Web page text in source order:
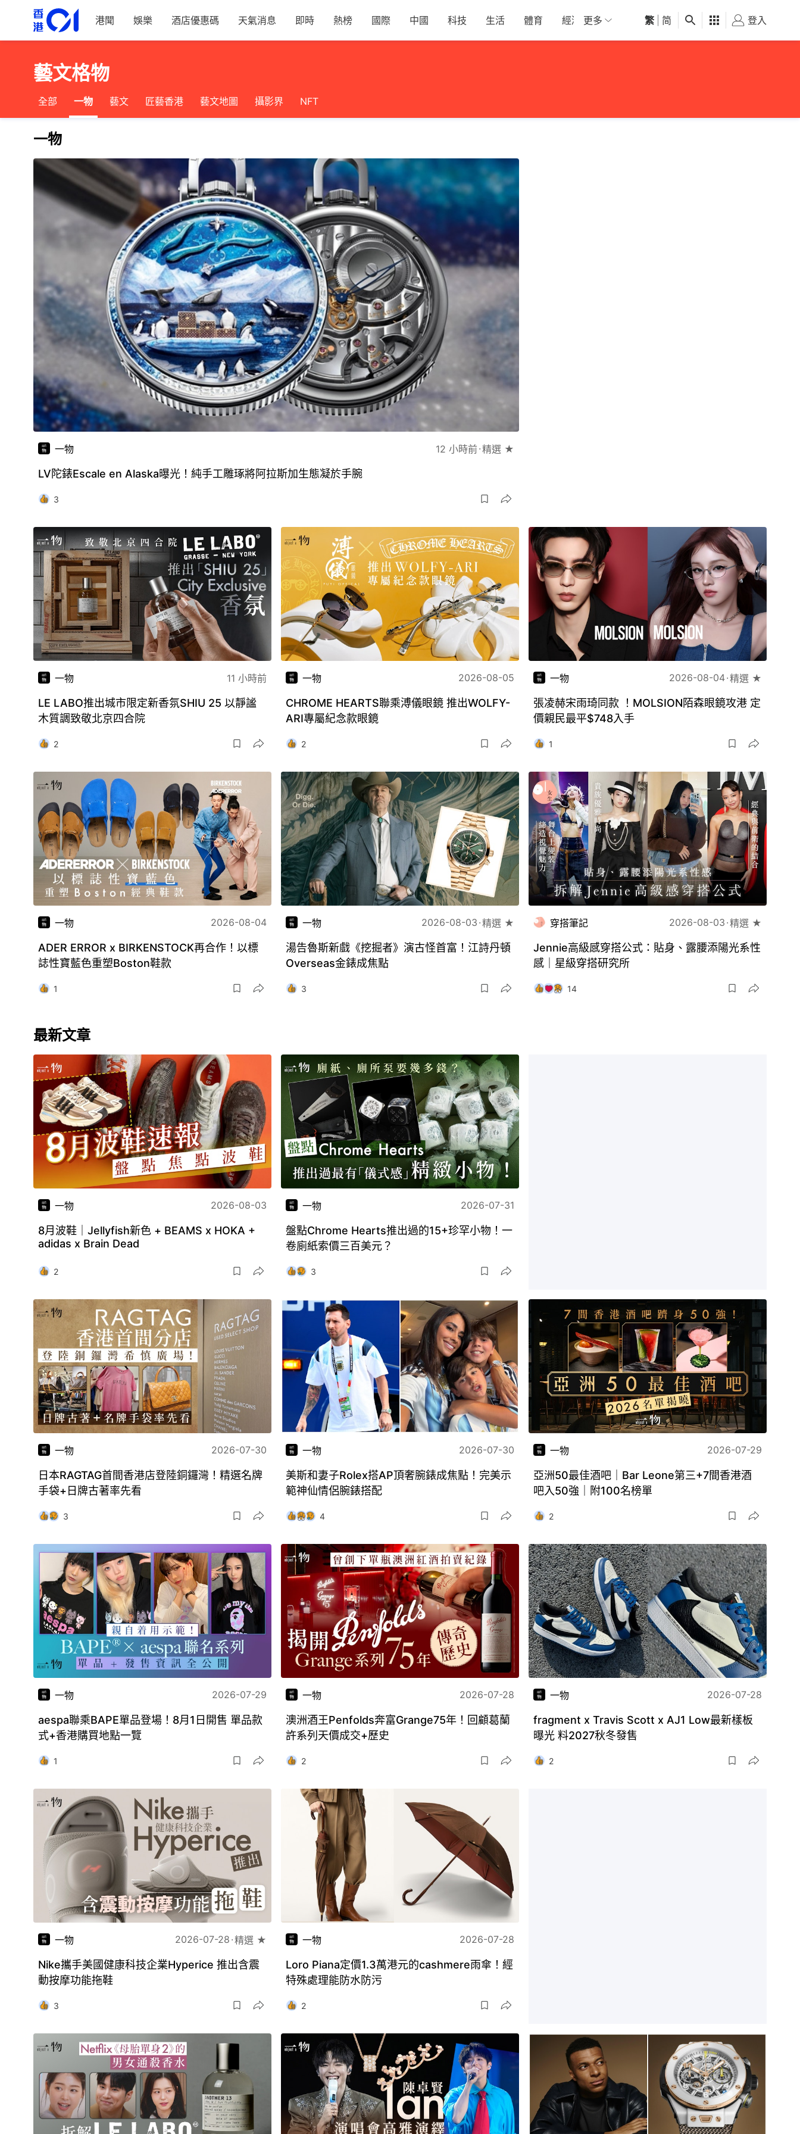
港聞 娛樂 酒店優惠碼 天氣消息 即時 熱榜 國際 中國 科技 生活 體育 經濟 01深圳 觀點 健康 好食玩飛
更多 繁 简 登入
藝文格物
全部 一物 藝文 匠藝香港 藝文地圖 攝影界 NFT
一物
一物 12 小時前 精選 ★
LV陀錶Escale en Alaska曝光！純手工雕琢將阿拉斯加生態凝於手腕
3
一物 11 小時前
LE LABO推出城市限定新香氛SHIU 25 以靜謐
木質調致敬北京四合院
2
一物 2026-08-05
CHROME HEARTS聯乘溥儀眼鏡 推出WOLFY-
ARI專屬紀念款眼鏡
2
一物 2026-08-04 精選 ★
張凌赫宋雨琦同款 ！MOLSION陌森眼鏡攻港 定
價親民最平$748入手
1
一物 2026-08-04
ADER ERROR x BIRKENSTOCK再合作！以標
誌性寶藍色重塑Boston鞋款
1
一物 2026-08-03 精選 ★
湯告魯斯新戲《挖掘者》演古怪首富！江詩丹頓
Overseas金錶成焦點
3
穿搭筆記 2026-08-03 精選 ★
Jennie高級感穿搭公式：貼身、露腰添陽光系性
感｜星級穿搭研究所
14
最新文章
一物 2026-08-03
8月波鞋｜Jellyfish新色 + BEAMS x HOKA +
adidas x Brain Dead
2
一物 2026-07-31
盤點Chrome Hearts推出過的15+珍罕小物！一
卷廁紙索價三百美元？
3
一物 2026-07-30
日本RAGTAG首間香港店登陸銅鑼灣！精選名牌
手袋+日牌古著率先看
3
一物 2026-07-30
美斯和妻子Rolex搭AP頂奢腕錶成焦點！完美示
範神仙情侶腕錶搭配
4
一物 2026-07-29
亞洲50最佳酒吧｜Bar Leone第三+7間香港酒
吧入50強｜附100名榜單
2
一物 2026-07-29
aespa聯乘BAPE單品登場！8月1日開售 單品款
式+香港購買地點一覽
1
一物 2026-07-28
澳洲酒王Penfolds奔富Grange75年！回顧葛蘭
許系列天價成交+歷史
2
一物 2026-07-28
fragment x Travis Scott x AJ1 Low最新樣板
曝光 料2027秋冬發售
2
一物 2026-07-28 精選 ★
Nike攜手美國健康科技企業Hyperice 推出含震
動按摩功能拖鞋
3
一物 2026-07-28
Loro Piana定價1.3萬港元的cashmere雨傘！經
特殊處理能防水防污
2